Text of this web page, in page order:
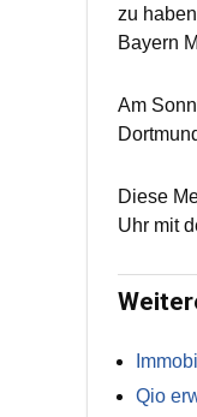
zu
Bayern
Am
Diese
Uhr mit
Qio